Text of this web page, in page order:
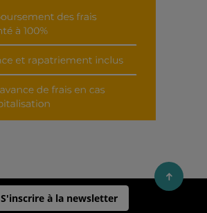
S'inscrire à la newsletter